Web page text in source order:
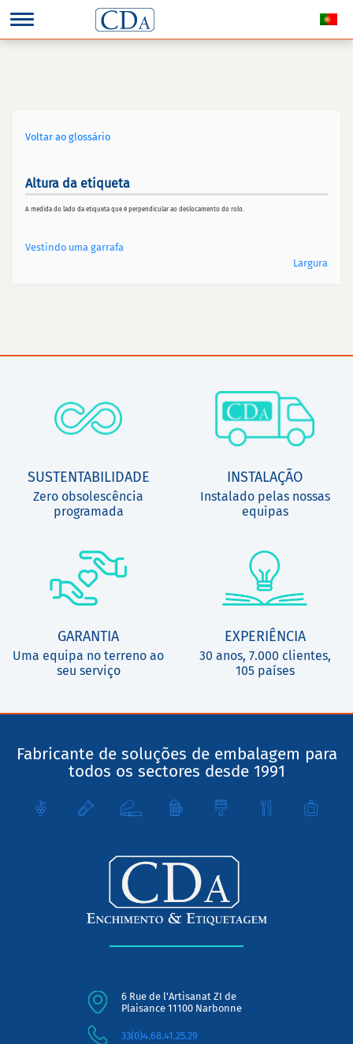
Voltar ao glossário
Altura da etiqueta
A medida do lado da etiqueta que é perpendicular ao deslocamento do rolo.
Vestindo uma garrafa
Largura
SUSTENTABILIDADE
Zero obsolescência
programada
INSTALAÇÃO
Instalado pelas nossas
equipas
GARANTIA
Uma equipa no terreno ao
seu serviço
EXPERIÊNCIA
30 anos, 7.000 clientes,
105 países
Fabricante de soluções de embalagem para
todos os sectores desde 1991
6 Rue de l'Artisanat ZI de
Plaisance 11100 Narbonne
33(0)4.68.41.25.29